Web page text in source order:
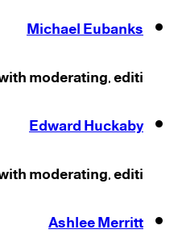
Michael Eubanks
moderating, editi...
Edward Huckaby
moderating, editi...
Ashlee Merritt